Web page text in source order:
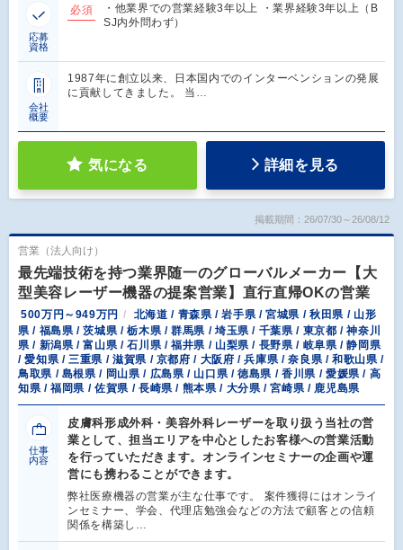
応募
資格
必須
・他業界での営業経験3年以上 ・業界経験3年以上（B
SJ内外問わず）
会社
概要
1987年に創立以来、日本国内でのインターベンションの発展
に貢献してきました。 当…
気になる 詳細を見る
掲載期間：26/07/30～26/08/12
営業（法人向け）
最先端技術を持つ業界随一のグローバルメーカー【大
型美容レーザー機器の提案営業】直行直帰OKの営業
500万円～949万円
北海道 / 青森県 / 岩手県 / 宮城県 / 秋田県 / 山形
県 / 福島県 / 茨城県 / 栃木県 / 群馬県 / 埼玉県 / 千葉県 / 東京都 / 神奈川
県 / 新潟県 / 富山県 / 石川県 / 福井県 / 山梨県 / 長野県 / 岐阜県 / 静岡県
/ 愛知県 / 三重県 / 滋賀県 / 京都府 / 大阪府 / 兵庫県 / 奈良県 / 和歌山県 /
鳥取県 / 島根県 / 岡山県 / 広島県 / 山口県 / 徳島県 / 香川県 / 愛媛県 / 高
知県 / 福岡県 / 佐賀県 / 長崎県 / 熊本県 / 大分県 / 宮崎県 / 鹿児島県
仕事
内容
皮膚科形成外科・美容外科レーザーを取り扱う当社の営
業として、担当エリアを中心としたお客様への営業活動
を行っていただきます。オンラインセミナーの企画や運
営にも携わることができます。
弊社医療機器の営業が主な仕事です。 案件獲得にはオンライ
ンセミナー、学会、代理店勉強会などの方法で顧客との信頼
関係を構築し…